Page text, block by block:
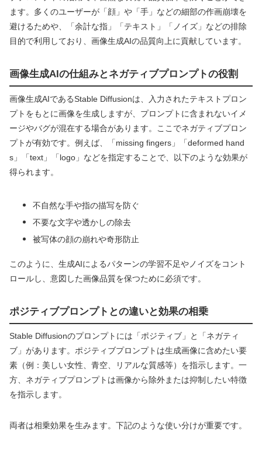
ます。多くのユーザーが「顔」や「手」などの細部の作画崩壊を
避けるためや、「余計な指」「テキスト」「ノイズ」などの排除
目的で利用しており、画像生成AIの品質向上に貢献しています。
画像生成AIの仕組みとネガティブプロンプトの役割
画像生成AIであるStable Diffusionは、入力されたテキストプロン
プトをもとに画像を生成しますが、プロンプトに含まれないイメ
ージやバグが混在する場合があります。ここでネガティブプロン
プトが有効です。例えば、「missing fingers」「deformed hand
s」「text」「logo」などを指定することで、以下のような効果が
得られます。
不自然な手や指の描写を防ぐ
不要な文字や透かしの除去
被写体の顔の崩れや奇形防止
このように、生成AIによるパターンの学習不足やノイズをコント
ロールし、意図した画像品質を保つために必須です。
ポジティブプロンプトとの違いと効果の相乗
Stable Diffusionのプロンプトには「ポジティブ」と「ネガティ
ブ」があります。ポジティブプロンプトは生成画像に含めたい要
素（例：美しい女性、青空、リアルな質感等）を指示します。一
方、ネガティブプロンプトは画像から除外または抑制したい特徴
を指示します。
両者は相乗効果を生みます。下記のような使い分けが重要です。